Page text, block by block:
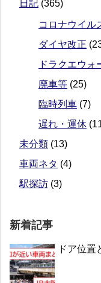
日記 (365)
コロナウイル
ダイヤ改正
ドラクエウォ
廃車等 (25)
臨時列車 (7)
遅れ・運休
未分類 (13)
車両ネタ (4)
駅探訪 (3)
新着記事
ドア位置